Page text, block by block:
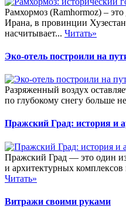
Рамхормоз (Ramhormoz) –
Ирана, в провинции
насчитывает... Читать»
Эко-отель построили на
Разряженный воздух
по глубокому снегу больше
Пражский Град: история и
Пражский Град — это один
и архитектурных
Читать»
Витражи своими руками